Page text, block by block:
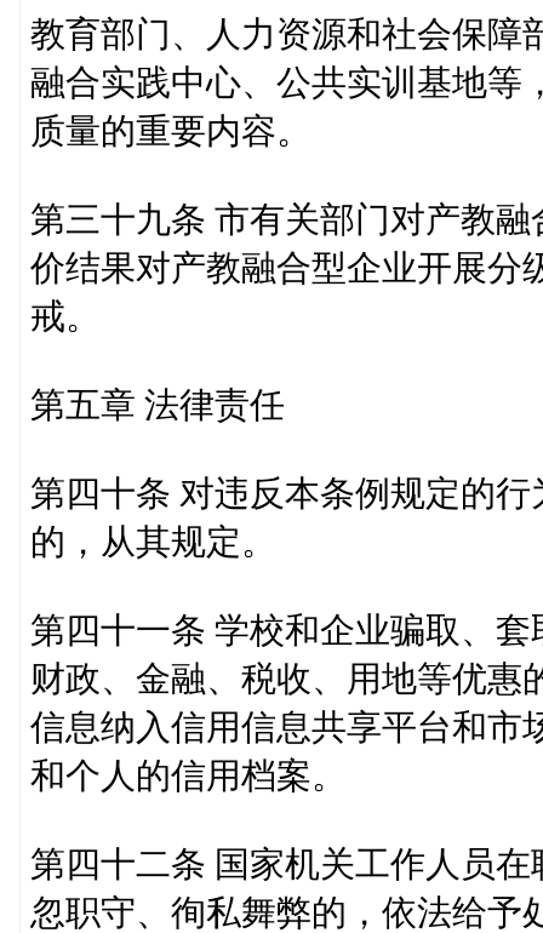
教育部门、人力资源和社会保障
融合实践中心、公共实训基地等
质量的重要内容。
第三十九条 市有关部门对产教
价结果对产教融合型企业开展分
戒。
第五章 法律责任
第四十条 对违反本条例规定的
的，从其规定。
第四十一条 学校和企业骗取、
财政、金融、税收、用地等优惠
信息纳入信用信息共享平台和市
和个人的信用档案。
第四十二条 国家机关工作人员
忽职守、徇私舞弊的，依法给予